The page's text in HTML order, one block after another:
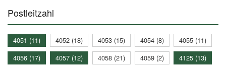
Postleitzahl
4051 (11) 4052 (18) 4053 (15) 4054 (8)
4055 (11)
4056 (17)
4057 (12) 4058 (21) 4059 (2) 4125 (13)